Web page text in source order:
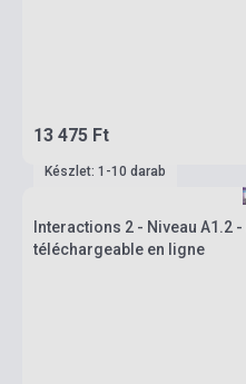
13 475 Ft
Készlet: 1-10 darab
Interactions 2 - Niveau A1.2
téléchargeable en ligne